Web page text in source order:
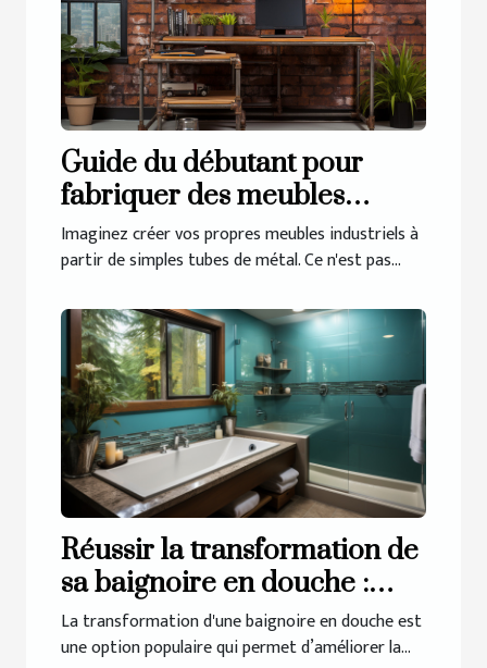
Guide du débutant pour
fabriquer des meubles
industriels avec des tubes de
métal
Imaginez créer vos propres meubles industriels à
partir de simples tubes de métal. Ce n'est pas...
Réussir la transformation de
sa baignoire en douche :
comment procéder pour y
arriver ?
La transformation d'une baignoire en douche est
une option populaire qui permet d’améliorer la...